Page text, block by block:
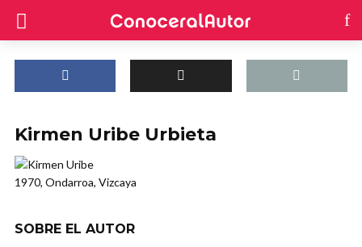
Kirmen Uribe Urbieta
1970, Ondarroa, Vizcaya
SOBRE EL AUTOR